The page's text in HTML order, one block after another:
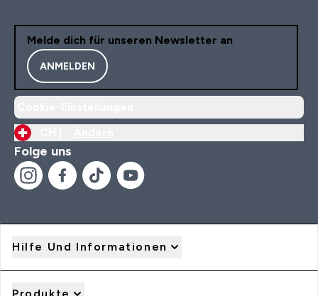
Melde dich für unseren Newsletter an
ANMELDEN
Folge uns
Hilfe Und Informationen
Produkte